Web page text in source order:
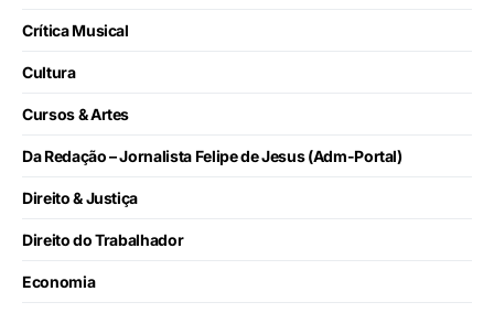
Crítica Musical
Cultura
Cursos & Artes
Da Redação – Jornalista Felipe de Jesus (Adm-Portal)
Direito & Justiça
Direito do Trabalhador
Economia